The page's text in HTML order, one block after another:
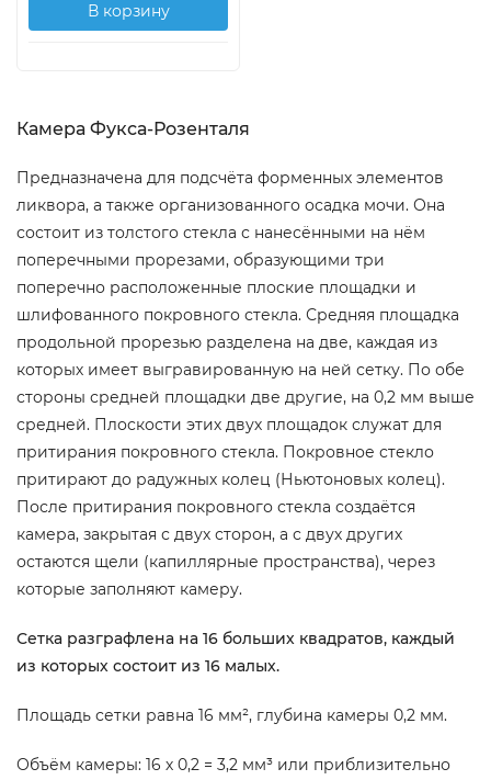
В корзину
Камера Фукса-Розенталя
Предназначена для подсчёта форменных элементов
ликвора, а также организованного осадка мочи. Она
состоит из толстого стекла с нанесёнными на нём
поперечными прорезами, образующими три
поперечно расположенные плоские площадки и
шлифованного покровного стекла. Средняя площадка
продольной прорезью разделена на две, каждая из
которых имеет выгравированную на ней сетку. По обе
стороны средней площадки две другие, на 0,2 мм выше
средней. Плоскости этих двух площадок служат для
притирания покровного стекла. Покровное стекло
притирают до радужных колец (Ньютоновых колец).
После притирания покровного стекла создаётся
камера, закрытая с двух сторон, а с двух других
остаются щели (капиллярные пространства), через
которые заполняют камеру.
Сетка разграфлена на 16 больших квадратов, каждый
из которых состоит из 16 малых.
Площадь сетки равна 16 мм², глубина камеры 0,2 мм.
Объём камеры: 16 х 0,2 = 3,2 мм³ или приблизительно